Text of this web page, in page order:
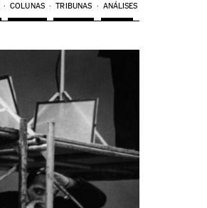
COLUNAS TRIBUNAS ANÁLISES